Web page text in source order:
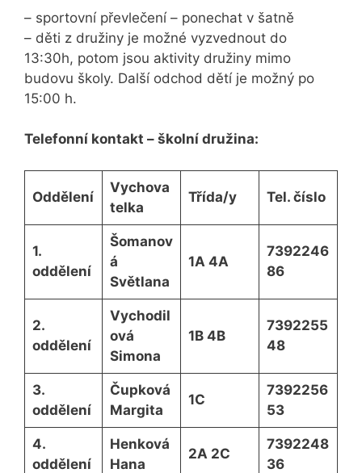
– sportovní převlečení – ponechat v šatně
– děti z družiny je možné vyzvednout do
13:30h, potom jsou aktivity družiny mimo
budovu školy. Další odchod dětí je možný po
15:00 h.
Telefonní kontakt – školní družina:
Oddělení
Vychova
telka
Třída/y Tel. číslo
1.
oddělení
Šomanov
á
Světlana
1A 4A
7392246
86
2.
oddělení
Vychodil
ová
Simona
1B 4B
7392255
48
3.
oddělení
Čupková
Margita
1C
7392256
53
4.
oddělení
Henková
Hana
2A 2C
7392248
36